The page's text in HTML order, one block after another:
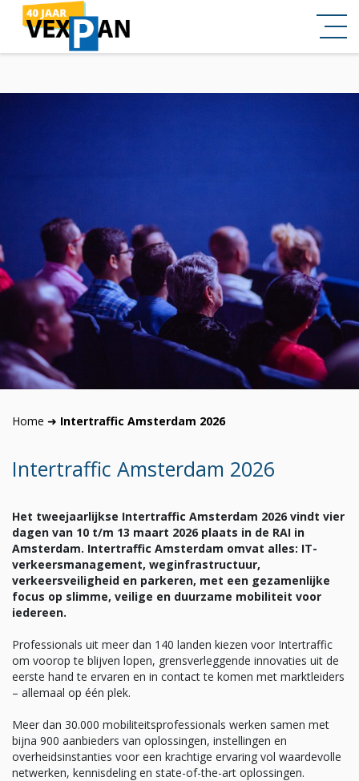
Home ➜ Intertraffic Amsterdam 2026
Intertraffic Amsterdam 2026
Het tweejaarlijkse Intertraffic Amsterdam 2026 vindt vier
dagen van 10 t/m 13 maart 2026 plaats in de RAI in
Amsterdam. Intertraffic Amsterdam omvat alles: IT-
verkeersmanagement, weginfrastructuur,
verkeersveiligheid en parkeren, met een gezamenlijke
focus op slimme, veilige en duurzame mobiliteit voor
iedereen.
Professionals uit meer dan 140 landen kiezen voor Intertraffic
om voorop te blijven lopen, grensverleggende innovaties uit de
eerste hand te ervaren en in contact te komen met marktleiders
– allemaal op één plek.
Meer dan 30.000 mobiliteitsprofessionals werken samen met
bijna 900 aanbieders van oplossingen, instellingen en
overheidsinstanties voor een krachtige ervaring vol waardevolle
netwerken, kennisdeling en state-of-the-art oplossingen.